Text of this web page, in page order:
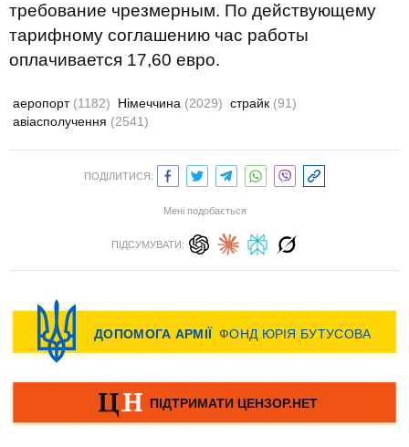
требование чрезмерным. По действующему
тарифному соглашению час работы
оплачивается 17,60 евро.
аеропорт (1182) Німеччина (2029) страйк (91)
авіасполучення (2541)
ПОДІЛИТИСЯ:
Мені подобається
ПІДСУМУВАТИ: